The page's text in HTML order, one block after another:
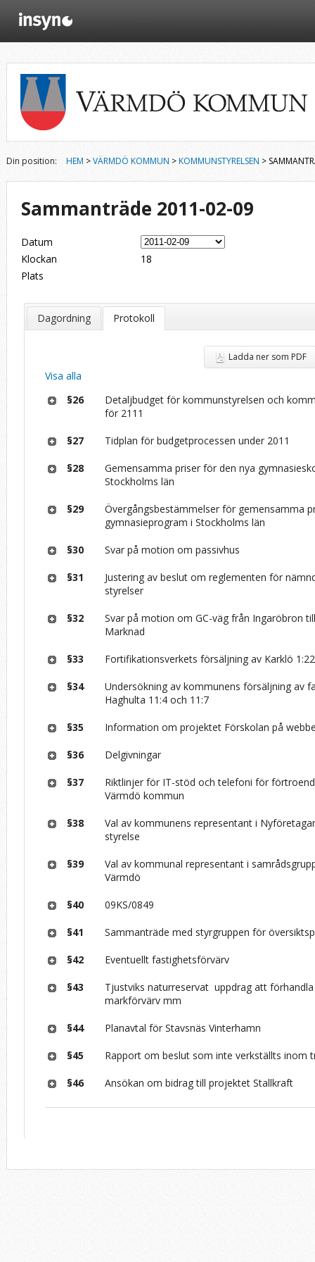
Din position: HEM >VÄRMDÖ KOMMUN >KOMMUNSTYRELSEN >
Sammanträde 2011-02-09
Datum
Klockan
18
Plats
Dagordning Protokoll
Ladda ner som PDF
Visa alla
§26
Detaljbudget för kommunstyrelsen och
för 2111
§27 Tidplan för budgetprocessen under 2011
§28
Gemensamma priser för den nya
Stockholms län
§29
Övergångsbestämmelser för gemensamma
gymnasieprogram i Stockholms län
§30 Svar på motion om passivhus
§31
Justering av beslut om reglementen för
styrelser
§32
Svar på motion om GC-väg från Ingaröbron
Marknad
§33 Fortifikationsverkets försäljning av Karklö 1:22
§34
Undersökning av kommunens försäljning av
Haghulta 11:4 och 11:7
§35 Information om projektet Förskolan på
§36 Delgivningar
§37
Riktlinjer för IT-stöd och telefoni för
Värmdö kommun
§38
Val av kommunens representant i
styrelse
§39
Val av kommunal representant i
Värmdö
§40 09KS/0849
§41 Sammanträde med styrgruppen för
§42 Eventuellt fastighetsförvärv
§43
Tjustviks naturreservat ­ uppdrag att
markförvärv mm
§44 Planavtal för Stavsnäs Vinterhamn
§45 Rapport om beslut som inte verkställts inom
§46 Ansökan om bidrag till projektet Stallkraft